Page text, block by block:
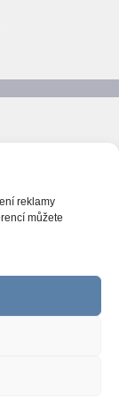
reklamy
můžete
ČR